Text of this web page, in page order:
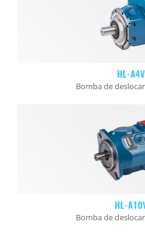
HL-
Bomba de
HL-
Bomba de